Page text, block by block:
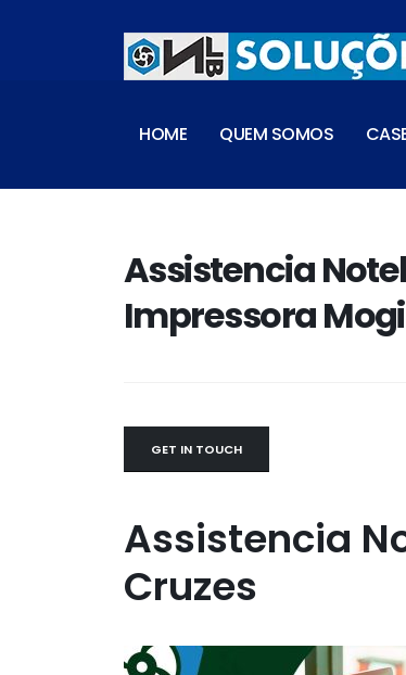
HOME QUEM SOMOS
Assistencia
Impressora
GET IN TOUCH
Assistencia
Cruzes